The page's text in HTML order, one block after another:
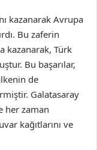
kazanarak Avrupa
Bu zaferin
kazanarak, Türk
Bu başarılar,
de
Galatasaray
her zaman
kağıtlarını ve